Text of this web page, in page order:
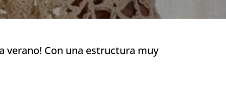
verano! Con una estructura muy